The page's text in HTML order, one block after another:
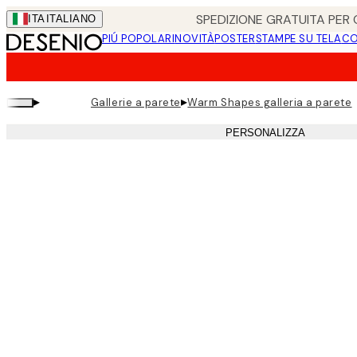
Skip
to
main
ITA ITALIANO SPEDIZIONE GRATUITA
PIÚ POPOLARINOVITÀPOSTERSTAMPE SU TELA
▸ Gallerie a parete▸Warm Shapes galleria a parete
PERSONALIZZA